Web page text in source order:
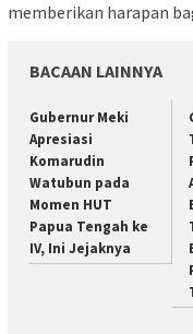
memberikan harapan
BACAAN LAINNYA
Gubernur Meki
Apresiasi
Komarudin
Watubun pada
Momen HUT
Papua Tengah ke
IV, Ini Jejaknya